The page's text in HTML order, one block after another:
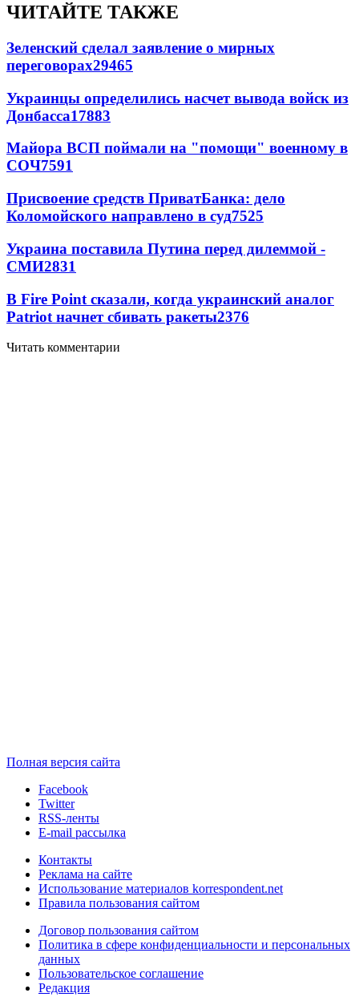
ЧИТАЙТЕ ТАКЖЕ
Зеленский сделал заявление о мирных
переговорах29465
Украинцы определились насчет вывода войск из
Донбасса17883
Майора ВСП поймали на "помощи" военному в
СОЧ7591
Присвоение средств ПриватБанка: дело
Коломойского направлено в суд7525
Украина поставила Путина перед дилеммой -
СМИ2831
В Fire Point сказали, когда украинский аналог
Patriot начнет сбивать ракеты2376
Читать комментарии
Полная версия сайта
Facebook
Twitter
RSS-ленты
E-mail рассылка
Контакты
Реклама на сайте
Использование материалов korrespondent.net
Правила пользования сайтом
Договор пользования сайтом
Политика в сфере конфиденциальности и персональных
данных
Пользовательское соглашение
Редакция